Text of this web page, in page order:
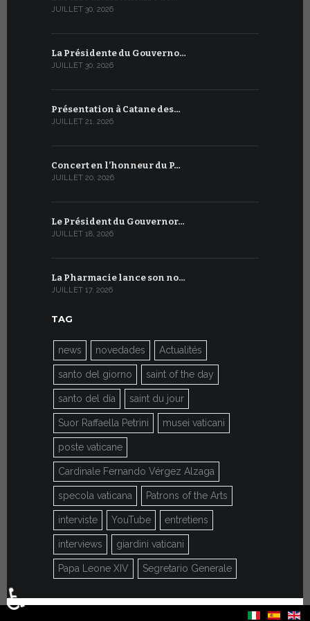
JUILLET 30, 2026
La Présidente du Gouverno…
JUILLET 30, 2026
Présentation à Catane des…
JUILLET 21, 2026
Concert en l’honneur du P…
JUILLET 20, 2026
Le Président du Gouvernor…
JUILLET 18, 2026
La Pharmacie lance son no…
JUILLET 17, 2026
TAG
news novedades Actualités
santo del giorno saint of the day
santo del día saint du jour
Suor Raffaella Petrini musei vaticani
poste vaticane
Cardinale Fernando Vérgez Alzaga
specola vaticana Patrons of the Arts
interviste YouTube entretiens
interviews giardini vaticani
Papa Leone XIV Segretario Generale
Sélectionnez votre langue